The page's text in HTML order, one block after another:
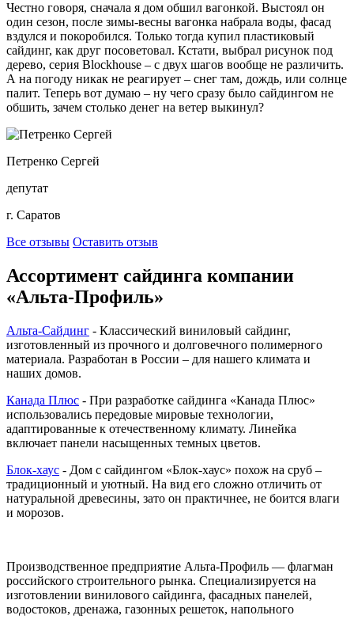
Честно говоря, сначала я дом обшил вагонкой. Выстоял он
один сезон, после зимы-весны вагонка набрала воды, фасад
вздулся и покоробился. Только тогда купил пластиковый
сайдинг, как друг посоветовал. Кстати, выбрал рисунок под
дерево, серия Blockhouse – с двух шагов вообще не различить.
А на погоду никак не реагирует – снег там, дождь, или солнце
палит. Теперь вот думаю – ну чего сразу было сайдингом не
обшить, зачем столько денег на ветер выкинул?
Петренко Сергей
депутат
г. Саратов
Все отзывы Оставить отзыв
Ассортимент сайдинга компании
«Альта-Профиль»
Альта-Сайдинг - Классический виниловый сайдинг,
изготовленный из прочного и долговечного полимерного
материала. Разработан в России – для нашего климата и
наших домов.
Канада Плюс - При разработке сайдинга «Канада Плюс»
использовались передовые мировые технологии,
адаптированные к отечественному климату. Линейка
включает панели насыщенных темных цветов.
Блок-хаус - Дом с сайдингом «Блок-хаус» похож на сруб –
традиционный и уютный. На вид его сложно отличить от
натуральной древесины, зато он практичнее, не боится влаги
и морозов.
Производственное предприятие Альта-Профиль — флагман
российского строительного рынка. Специализируется на
изготовлении винилового сайдинга, фасадных панелей,
водостоков, дренажа, газонных решеток, напольного